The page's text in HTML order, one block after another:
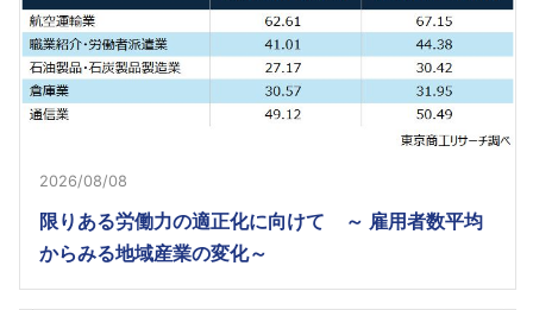
2026/08/08
限りある労働力の適正化に向けて ～ 雇用者数平均
からみる地域産業の変化～